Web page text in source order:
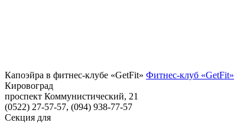
Капоэйра в фитнес-клубе «GetFit» Фитнес-клуб «GetFit»
Кировоград
проспект Коммунистический, 21
(0522) 27-57-57, (094) 938-77-57
Секция для